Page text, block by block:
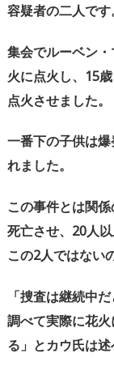
容疑者の二人です
集会でルーベン
火に点火し、 15歳
点火させました。
一番下の子供は
れました。
この事件とは関
死亡させ、 20人
この2人ではない
「捜査は継続中
調べて実際に花
る」とカウ氏は述